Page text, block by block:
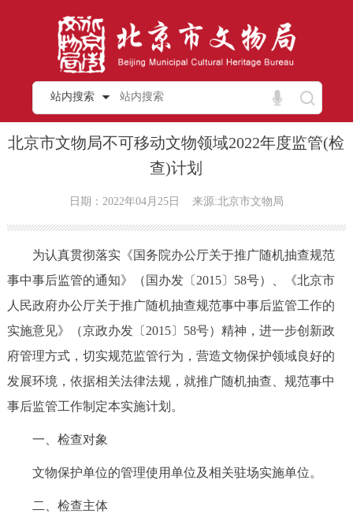
站内搜索
北京市文物局不可移动文物领域2022年度监管(检
查)计划
日期：2022年04月25日 来源:北京市文物局
为认真贯彻落实《国务院办公厅关于推广随机抽查规范
事中事后监管的通知》（国办发〔2015〕58号）、《北京市
人民政府办公厅关于推广随机抽查规范事中事后监管工作的
实施意见》（京政办发〔2015〕58号）精神，进一步创新政
府管理方式，切实规范监管行为，营造文物保护领域良好的
发展环境，依据相关法律法规，就推广随机抽查、规范事中
事后监管工作制定本实施计划。
一、检查对象
文物保护单位的管理使用单位及相关驻场实施单位。
二、检查主体